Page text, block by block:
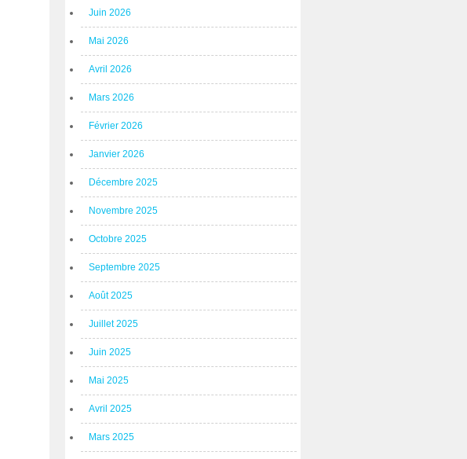
Juin 2026
Mai 2026
Avril 2026
Mars 2026
Février 2026
Janvier 2026
Décembre 2025
Novembre 2025
Octobre 2025
Septembre 2025
Août 2025
Juillet 2025
Juin 2025
Mai 2025
Avril 2025
Mars 2025